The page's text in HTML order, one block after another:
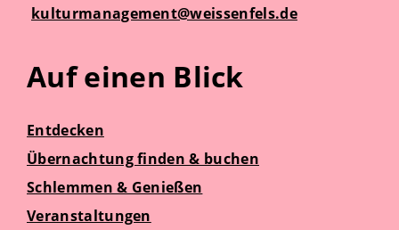
kulturmanagement@weissenfels.de
Auf einen Blick
Entdecken
Übernachtung finden & buchen
Schlemmen & Genießen
Veranstaltungen